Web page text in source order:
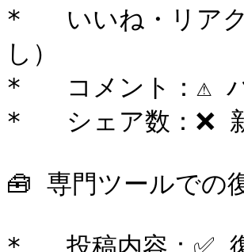
*   いいね・リアク
し）
*   コメント：⚠️ バ
*   シェア数：❌
🧰 専門ツールでの